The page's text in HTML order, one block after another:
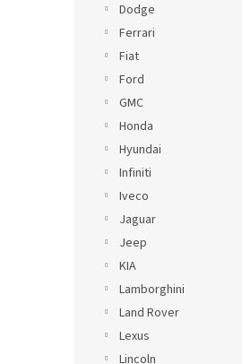
Dodge
Ferrari
Fiat
Ford
GMC
Honda
Hyundai
Infiniti
Iveco
Jaguar
Jeep
KIA
Lamborghini
Land Rover
Lexus
Lincoln